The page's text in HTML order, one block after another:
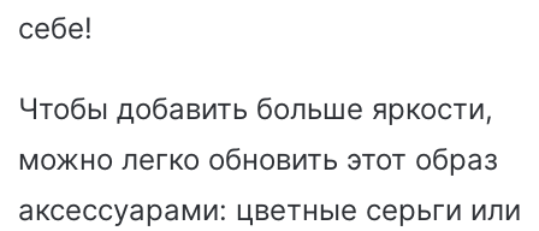
себе!
Чтобы добавить больше яркости,
можно легко обновить этот образ
аксессуарами: цветные серьги или